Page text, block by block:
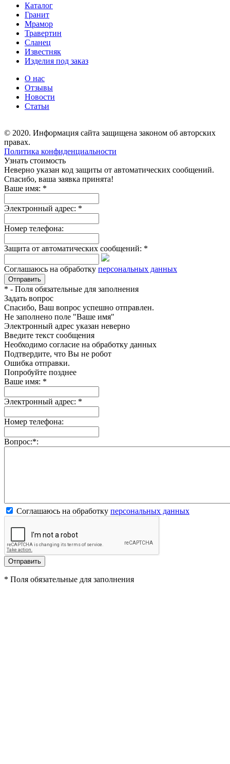
Каталог
Гранит
Мрамор
Травертин
Сланец
Известняк
Изделия под заказ
О нас
Отзывы
Новости
Статьи
© 2020. Информация сайта защищена законом об авторских
правах.
Политика конфиденциальности
Узнать стоимость
Неверно указан код защиты от автоматических сообщений.
Спасибо, ваша заявка принята!
Ваше имя: *
Электронный адрес: *
Номер телефона:
Защита от автоматических сообщений: *
Соглашаюсь на обработку персональных данных
* - Поля обязательные для заполнения
Задать вопрос
Спасибо, Ваш вопрос успешно отправлен.
Не заполнено поле "Ваше имя"
Электронный адрес указан неверно
Введите текст сообщения
Необходимо согласие на обработку данных
Подтвердите, что Вы не робот
Ошибка отправки.
Попробуйте позднее
Ваше имя: *
Электронный адрес: *
Номер телефона:
Вопрос:*:
Соглашаюсь на обработку персональных данных
* Поля обязательные для заполнения